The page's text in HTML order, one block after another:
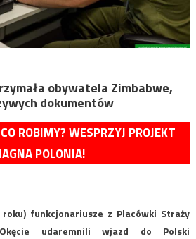
obywatela Zimbabwe,
dokumentów
ROBIMY? WESPRZYJ PROJEKT
POLONIA!
funkcjonariusze z Placówki Straży
Okęcie udaremnili wjazd do Polski